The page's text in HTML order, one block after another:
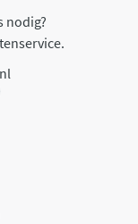
nodig?